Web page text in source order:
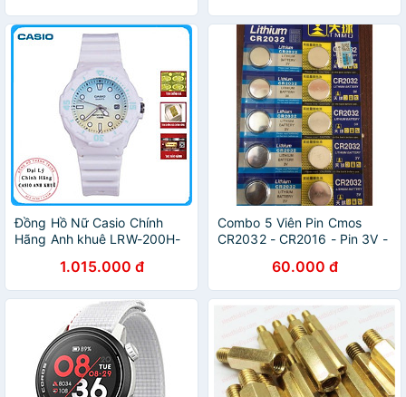
Đồng Hồ Nữ Casio Chính
Hãng Anh khuê LRW-200H-
Hiệu Nhật Bản1.015.000 đ
Combo 5 Viên Pin Cmos
CR2032 - CR2016 - Pin 3V -
laptop, các thiết bị điện,
đồng hồ, huyết áp
60.000 đ